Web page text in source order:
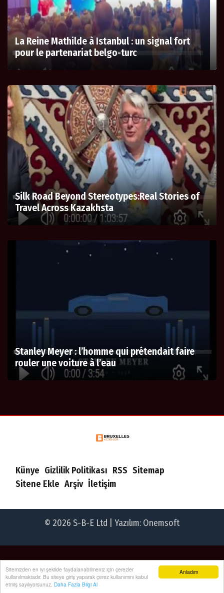
Anladım
Sitemizden en iyi şekilde faydalanabilmeniz için çerezler
kullanılmaktadır. Bu siteye giriş yaparak çerez kullanımını kabul
etmiş sayılıyorsunuz. Daha Fazla Bilgi Al
La Reine Mathilde à Istanbul : un signal fort
pour le partenariat belgo-turc
Silk Road Beyond Stereotypes:Real Stories of
Travel Across Kazakhsta
Stanley Meyer : l’homme qui prétendait faire
rouler une voiture à l’eau
Künye Gizlilik Politikası RSS Sitemap
Sitene Ekle Arşiv İletişim
© 2026 S-B-E Ltd | Yazılım: Onemsoft